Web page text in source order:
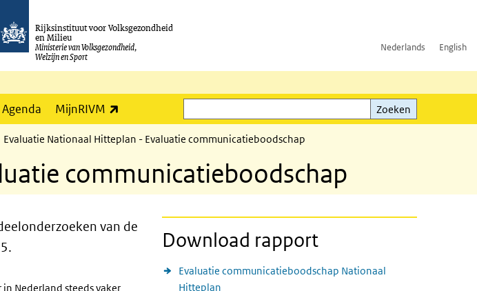
Rijksinstituut voor Volksgezondheid
en Milieu
Ministerie van Volksgezondheid,
Welzijn en Sport
Nederlands English
Agenda MijnRIVM
Zoeken
Zoeken
Evaluatie Nationaal Hitteplan - Evaluatie communicatieboodschap
communicatieboodschap
van de
Nederland steeds vaker
Download rapport
Evaluatie communicatieboodschap Nationaal
Hitteplan